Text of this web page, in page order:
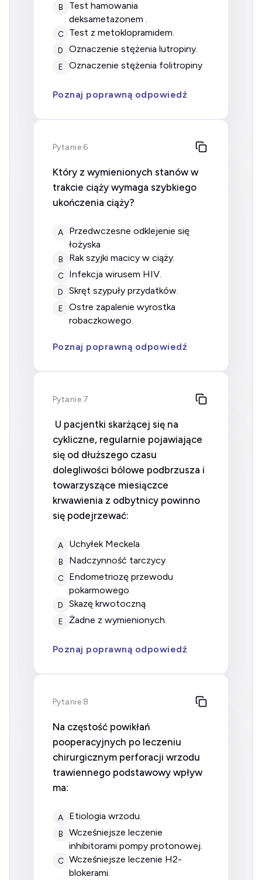
B
test hamowania
deksametazonem .
C test z metoklopramidem.
D oznaczenie stężenia lutropiny.
E oznaczenie stężenia folitropiny
Poznaj poprawną odpowiedź
Pytanie 6
Który z wymienionych stanów w
trakcie ciąży wymaga szybkiego
ukończenia ciąży?
A
przedwczesne odklejenie się
łożyska
B rak szyjki macicy w ciąży.
C infekcja wirusem HIV.
D skręt szypuły przydatków.
E
ostre zapalenie wyrostka
robaczkowego.
Poznaj poprawną odpowiedź
Pytanie 7
U pacjentki skarżącej się na
cykliczne, regularnie pojawiające
się od dłuższego czasu
dolegliwości bólowe podbrzusza i
towarzyszące miesiączce
krwawienia z odbytnicy powinno
się podejrzewać:
A uchyłek Meckela
B nadczynność tarczycy
C
endometriozę przewodu
pokarmowego
D skazę krwotoczną
E żadne z wymienionych.
Poznaj poprawną odpowiedź
Pytanie 8
Na częstość powikłań
pooperacyjnych po leczeniu
chirurgicznym perforacji wrzodu
trawiennego podstawowy wpływ
ma:
A etiologia wrzodu.
B
wcześniejsze leczenie
inhibitorami pompy protonowej.
C wcześniejsze leczenie H2-
blokerami.